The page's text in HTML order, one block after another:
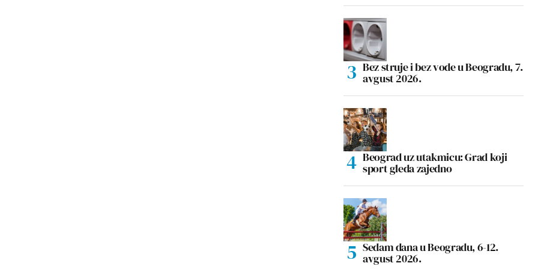
Bez struje i bez vode u Beogradu, 7.
avgust 2026.
Beograd uz utakmicu: Grad koji
sport gleda zajedno
Sedam dana u Beogradu, 6-12.
avgust 2026.